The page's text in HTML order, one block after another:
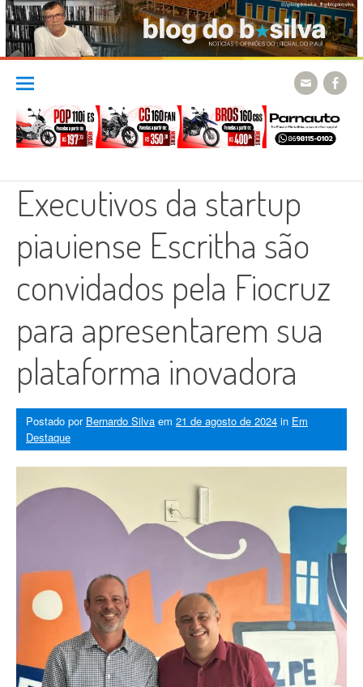
Skip
content
Executivos da startup
piauiense Escritha são
convidados pela Fiocruz
para apresentarem sua
plataforma inovadora
Postado por Bernardo Silva em 21 de agosto de 2024 in Em
Destaque